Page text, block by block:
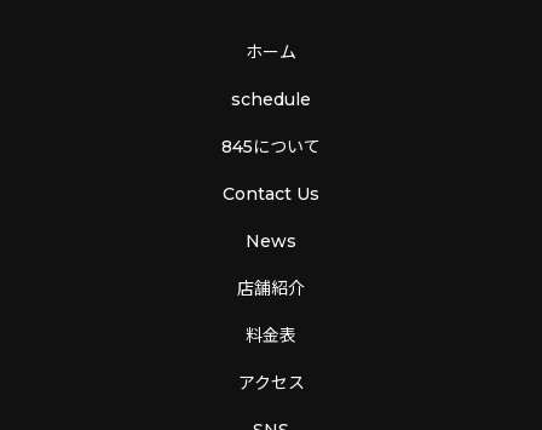
ホーム
schedule
845について
Contact Us
News
店舗紹介
料金表
アクセス